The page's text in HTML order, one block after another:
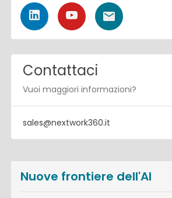
Contattaci
Vuoi maggiori informazioni?
sales@nextwork360.it
Nuove frontiere dell'AI